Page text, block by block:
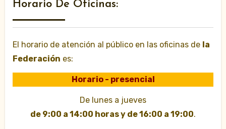
Horario De Oficinas:
El horario de atención al público en las oficinas de la
Federación es:
Horario - presencial
De lunes a jueves
de 9:00 a 14:00 horas y de 16:00 a 19:00.